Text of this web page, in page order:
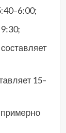
15–